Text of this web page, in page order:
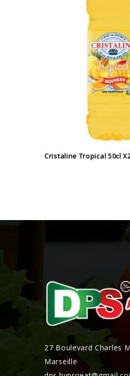
Cristaline Tropical 50cl
27 Boulevard Charles
Marseille